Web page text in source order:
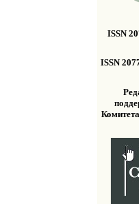
ISSN
ISSN